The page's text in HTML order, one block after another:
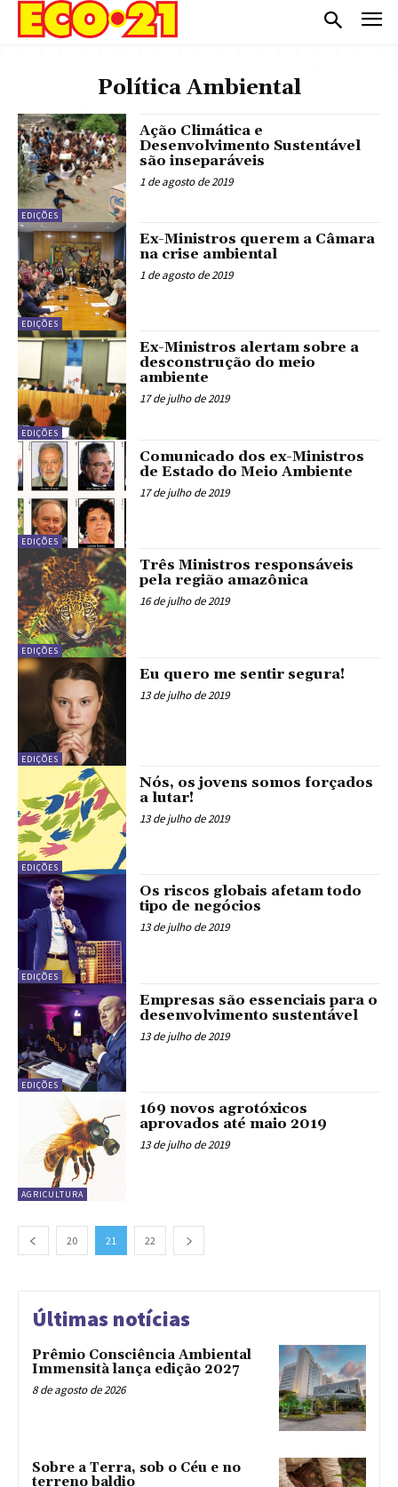
Política Ambiental
EDIÇÕES
Ação Climática e
Desenvolvimento Sustentável
são inseparáveis
1 de agosto de 2019
EDIÇÕES
Ex-Ministros querem a Câmara
na crise ambiental
1 de agosto de 2019
EDIÇÕES
Ex-Ministros alertam sobre a
desconstrução do meio
ambiente
17 de julho de 2019
EDIÇÕES
Comunicado dos ex-Ministros
de Estado do Meio Ambiente
17 de julho de 2019
EDIÇÕES
Três Ministros responsáveis
pela região amazônica
16 de julho de 2019
EDIÇÕES
Eu quero me sentir segura!
13 de julho de 2019
EDIÇÕES
Nós, os jovens somos forçados
a lutar!
13 de julho de 2019
EDIÇÕES
Os riscos globais afetam todo
tipo de negócios
13 de julho de 2019
EDIÇÕES
Empresas são essenciais para o
desenvolvimento sustentável
13 de julho de 2019
AGRICULTURA
169 novos agrotóxicos
aprovados até maio 2019
13 de julho de 2019
20 21 22
Últimas notícias
Prêmio Consciência Ambiental
Immensità lança edição 2027
8 de agosto de 2026
Sobre a Terra, sob o Céu e no
terreno baldio